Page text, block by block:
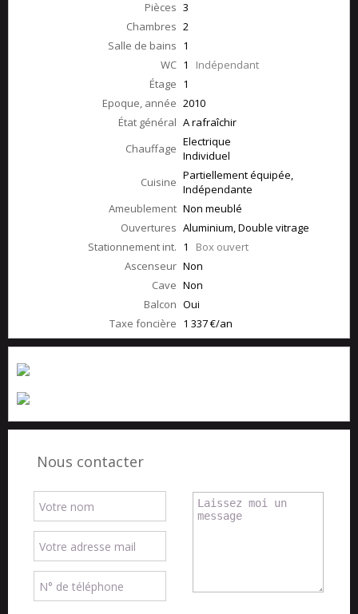
Pièces 3
Chambres 2
Salle de bains 1
WC 1 Indépendant
Étage 1
Epoque, année 2010
État général A rafraîchir
Chauffage Electrique
Individuel
Cuisine Partiellement équipée,
Indépendante
Ameublement Non meublé
Ouvertures Aluminium, Double vitrage
Stationnement int. 1 Box ouvert
Ascenseur Non
Cave Non
Balcon Oui
Taxe foncière 1 337 €/an
Nous contacter